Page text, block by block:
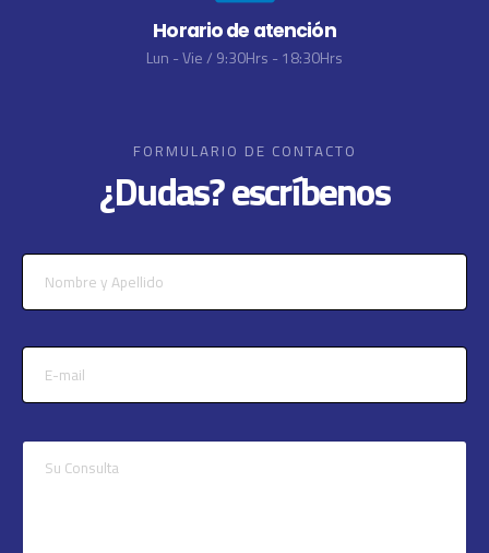
Horario de atención
Lun - Vie / 9:30Hrs - 18:30Hrs
FORMULARIO DE CONTACTO
¿Dudas? escríbenos